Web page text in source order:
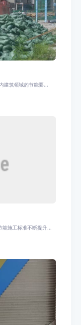
建筑领域的节能要...
能施工标准不断提升...